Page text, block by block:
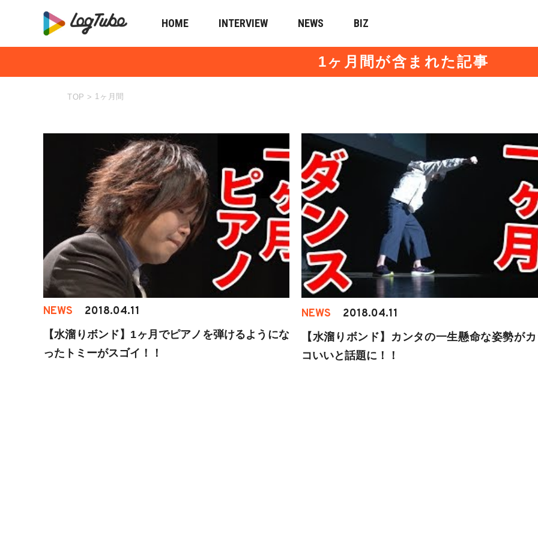
HOME INTERVIEW NEWS BIZ
1ヶ月間が含まれた記事
TOP > 1ヶ月間
NEWS 2018.04.11
【水溜りボンド】1ヶ月でピアノを弾けるようにな
ったトミーがスゴイ！！
NEWS 2018.04.11
【水溜りボンド】カンタの一生懸命な姿勢が
コいいと話題に！！